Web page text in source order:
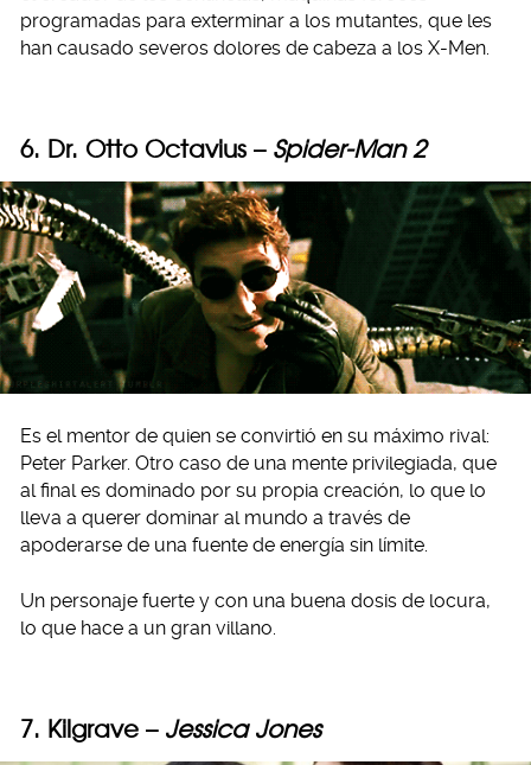
programadas para exterminar a los mutantes, que les
han causado severos dolores de cabeza a los X-Men.
6. Dr. Otto Octavius – Spider-Man 2
Es el mentor de quien se convirtió en su máximo rival:
Peter Parker. Otro caso de una mente privilegiada, que
al final es dominado por su propia creación, lo que lo
lleva a querer dominar al mundo a través de
apoderarse de una fuente de energía sin límite.
Un personaje fuerte y con una buena dosis de locura,
lo que hace a un gran villano.
7. Kilgrave – Jessica Jones